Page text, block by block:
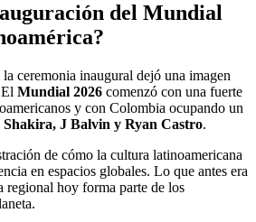
del Mundial
ceremonia inaugural dejó una imagen
Mundial 2026 comenzó con una fuerte
y con Colombia ocupando un
Shakira, J Balvin y Ryan Castro.
de cómo la cultura latinoamericana
en espacios globales. Lo que antes era
regional hoy forma parte de los